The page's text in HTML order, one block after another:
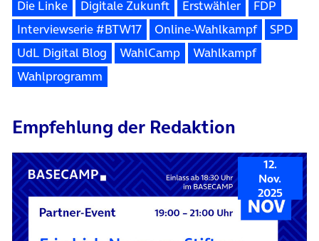
Die Linke
Digitale Zukunft Erstwähler
FDP
Interviewserie #BTW17
Online-Wahlkampf
SPD
UdL Digital Blog
WahlCamp
Wahlkampf
Wahlprogramm
Empfehlung der Redaktion
12.
Nov.
2025